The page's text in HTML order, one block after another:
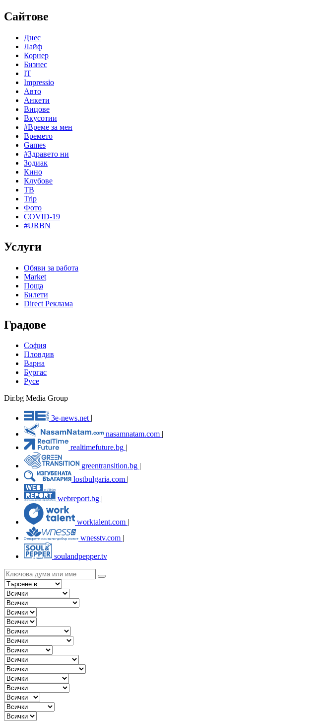
Сайтове
Днес
Лайф
Корнер
Бизнес
IT
Impressio
Авто
Анкети
Вицове
Вкусотии
#Време за мен
Времето
Games
#Здравето ни
Зодиак
Кино
Клубове
ТВ
Trip
Фото
COVID-19
#URBN
Услуги
Обяви за работа
Market
Поща
Билети
Direct Реклама
Градове
София
Пловдив
Варна
Бургас
Русе
Dir.bg Media Group
3e-news.net
nasamnatam.com |
realtimefuture.bg |
greentransition.bg |
lostbulgaria.com |
webreport.bg
worktalent.com |
wnesstv.com |
soulandpepper.tv